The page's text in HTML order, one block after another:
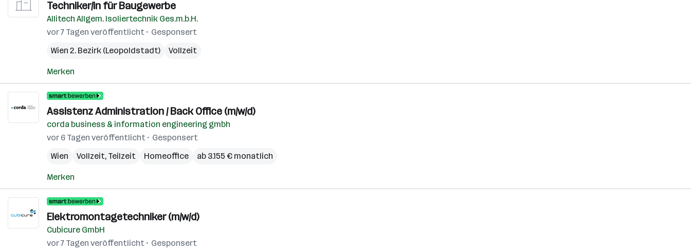
Techniker/in für Baugewerbe
Allitech Allgem. Isoliertechnik Ges.m.b.H.
vor 7 Tagen veröffentlicht
Gesponsert
Wien 2. Bezirk (Leopoldstadt)
Vollzeit
Merken
Assistenz Administration / Back Office (m/w/d)
corda business & information engineering gmbh
vor 6 Tagen veröffentlicht
Gesponsert
Wien
Vollzeit, Teilzeit Homeoffice ab 3.155 € monatlich
Merken
Elektromontagetechniker (m/w/d)
Cubicure GmbH
vor 7 Tagen veröffentlicht
Gesponsert